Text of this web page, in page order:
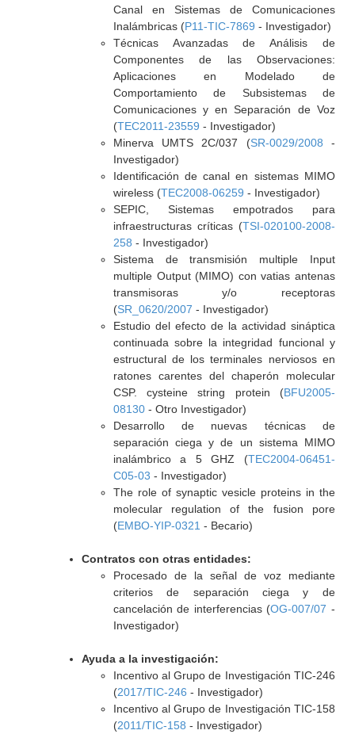
Canal en Sistemas de Comunicaciones
Inalámbricas (P11-TIC-7869 - Investigador)
Técnicas Avanzadas de Análisis de
Componentes de las Observaciones:
Aplicaciones en Modelado de
Comportamiento de Subsistemas de
Comunicaciones y en Separación de Voz
(TEC2011-23559 - Investigador)
Minerva UMTS 2C/037 (SR-0029/2008 -
Investigador)
Identificación de canal en sistemas MIMO
wireless (TEC2008-06259 - Investigador)
SEPIC, Sistemas empotrados para
infraestructuras críticas (TSI-020100-2008-
258 - Investigador)
Sistema de transmisión multiple Input
multiple Output (MIMO) con vatias antenas
transmisoras y/o receptoras
(SR_0620/2007 - Investigador)
Estudio del efecto de la actividad sináptica
continuada sobre la integridad funcional y
estructural de los terminales nerviosos en
ratones carentes del chaperón molecular
CSP. cysteine string protein (BFU2005-
08130- Otro Investigador)
Desarrollo de nuevas técnicas de
separación ciega y de un sistema MIMO
inalámbrico a 5 GHZ (TEC2004-06451-
C05-03 - Investigador)
The role of synaptic vesicle proteins in the
molecular regulation of the fusion pore
(EMBO-YIP-0321 - Becario)
Contratos con otras entidades:
Procesado de la señal de voz mediante
criterios de separación ciega y de
cancelación de interferencias (OG-007/07 -
Investigador)
Ayuda a la investigación:
Incentivo al Grupo de Investigación TIC-246
(2017/TIC-246 - Investigador)
Incentivo al Grupo de Investigación TIC-158
(2011/TIC-158 - Investigador)